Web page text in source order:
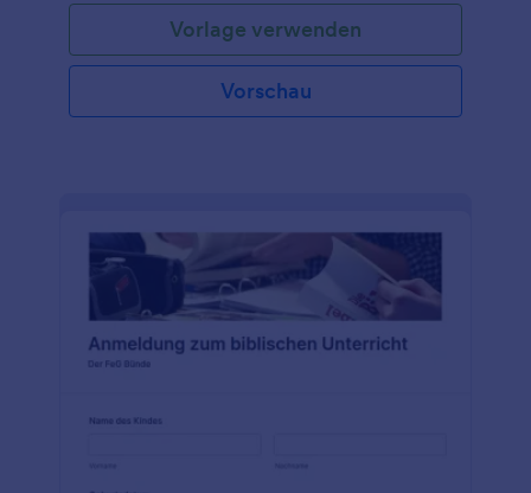
Vorlage verwenden
Vorschau